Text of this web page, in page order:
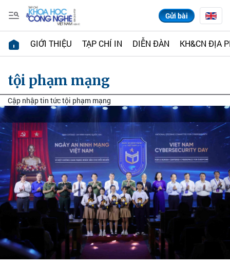
Gửi bài
GIỚI THIỆU TẠP CHÍ IN DIỄN ĐÀN KH&CN ĐỊA
tội phạm mạng
Cập nhập tin tức tội phạm mạng